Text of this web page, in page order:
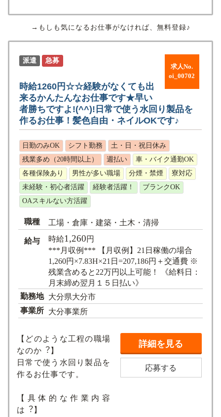
→もしも気になるお仕事がなければ、無料登録♪
求人No.
oi_00702
派遣 急募
時給1260円☆☆経験がなくても出
来るかんたんなお仕事です★早い
者勝ちですよ!(^^)!日常で使う水回り製品を
作るお仕事！髪色自由・ネイルOKです♪
日勤のみOK シフト勤務
土・日・祝日休み
残業多め（20時間以上）
週払い
車・バイク通勤OK
各種保険あり
男性が多い職場 分煙・禁煙
寮対応
未経験・初心者活躍
経験者活躍！
ブランクOK
OAスキルない方活躍
職種 工場・倉庫・建築・土木・清掃
給与 時給1,260円
***月収例*** 【月収例】21日稼働の場合
1,260円×7.83H×21日=207,186円＋交通費 ※
残業含めると22万円以上可能！ 《給料日：
月末締め翌月１５日払い》
勤務地 大分県大分市
事業所 大分事業所
【どのような⼯程の職場
なのか︖】
日常で使う水回り製品を
作るお仕事です。
【具体的な作業内容
は︖】
詳細を見る
応募する